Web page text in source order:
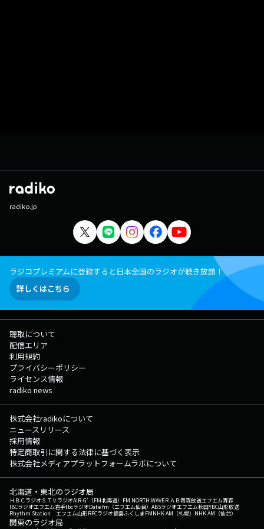
radiko.jp
ラジコプレミアムに登録すると日本全国のラジオが聴き放題！
詳しくはこちら
聴取について
配信エリア
利用規約
プライバシーポリシー
ライセンス情報
radiko news
株式会社radikoについて
ニュースリリース
採用情報
特定商取引に関する法律に基づく表示
株式会社メディアプラットフォームラボについて
北海道・東北のラジオ局
ＨＢＣラジオＳＴＶラジオAIR-G'（FM北海道） FM NORTH WAVEＲＡＢ青森放送エフエム青森
IBCラジオエフエム岩手tbcラジオDate fm（エフエム仙台） ABSラジオエフエム秋田YBC山形放送
Rhythm Station エフエム山形RFCラジオ福島ふくしまFMNHK AM（札幌） NHK AM（仙台）
関東のラジオ局